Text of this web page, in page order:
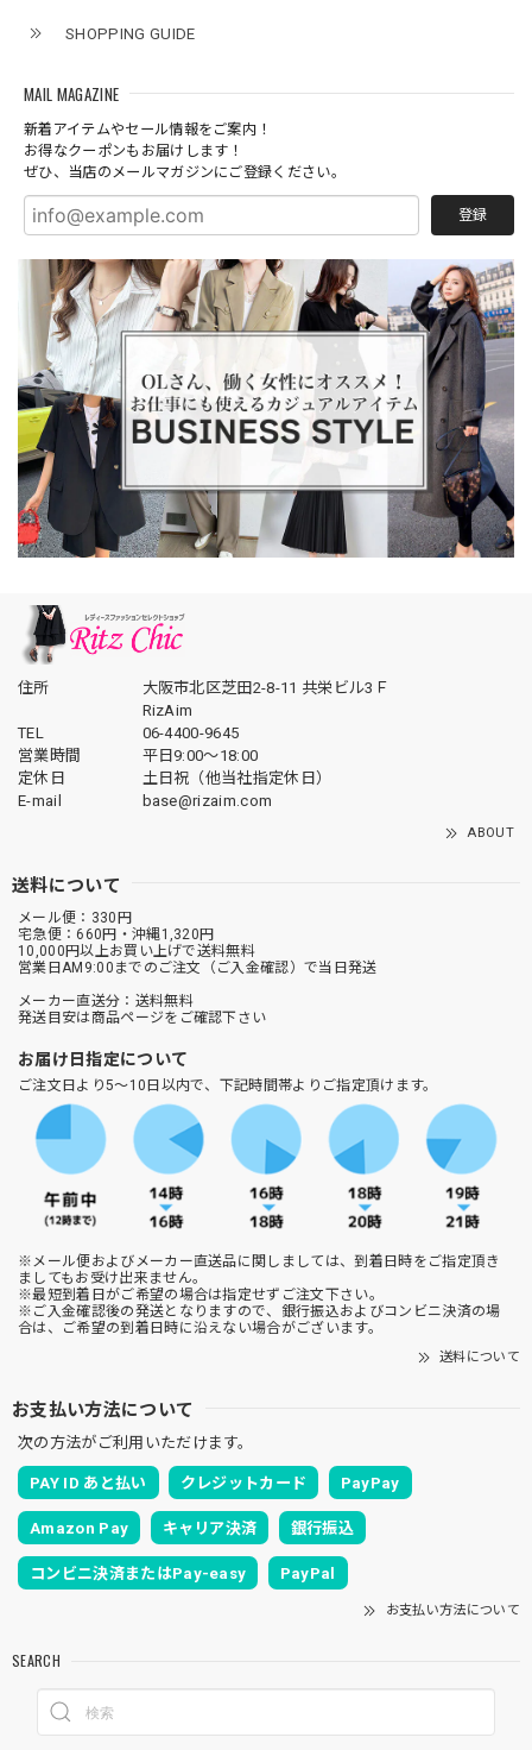
SHOPPING GUIDE
MAIL MAGAZINE
新着アイテムやセール情報をご案内！
お得なクーポンもお届けします！
ぜひ、当店のメールマガジンにご登録ください。
登録
住所
大阪市北区芝田2-8-11 共栄ビル3Ｆ
RizAim
TEL
06-4400-9645
営業時間
平日9:00～18:00
定休日
土日祝（他当社指定休日）
E-mail
base@rizaim.com
ABOUT
送料について
メール便：330円
宅急便：660円・沖縄1,320円
10,000円以上お買い上げで送料無料
営業日AM9:00までのご注文（ご入金確認）で当日発送
メーカー直送分：送料無料
発送目安は商品ページをご確認下さい
お届け日指定について
ご注文日より5～10日以内で、下記時間帯よりご指定頂けます。
※メール便およびメーカー直送品に関しましては、到着日時をご指定頂き
ましてもお受け出来ません。
※最短到着日がご希望の場合は指定せずご注文下さい。
※ご入金確認後の発送となりますので、銀行振込およびコンビニ決済の場
合は、ご希望の到着日時に沿えない場合がございます。
送料について
お支払い方法について
次の方法がご利用いただけます。
PAY ID あと払い クレジットカード PayPay
Amazon Pay キャリア決済 銀行振込
コンビニ決済またはPay-easy PayPal
お支払い方法について
SEARCH